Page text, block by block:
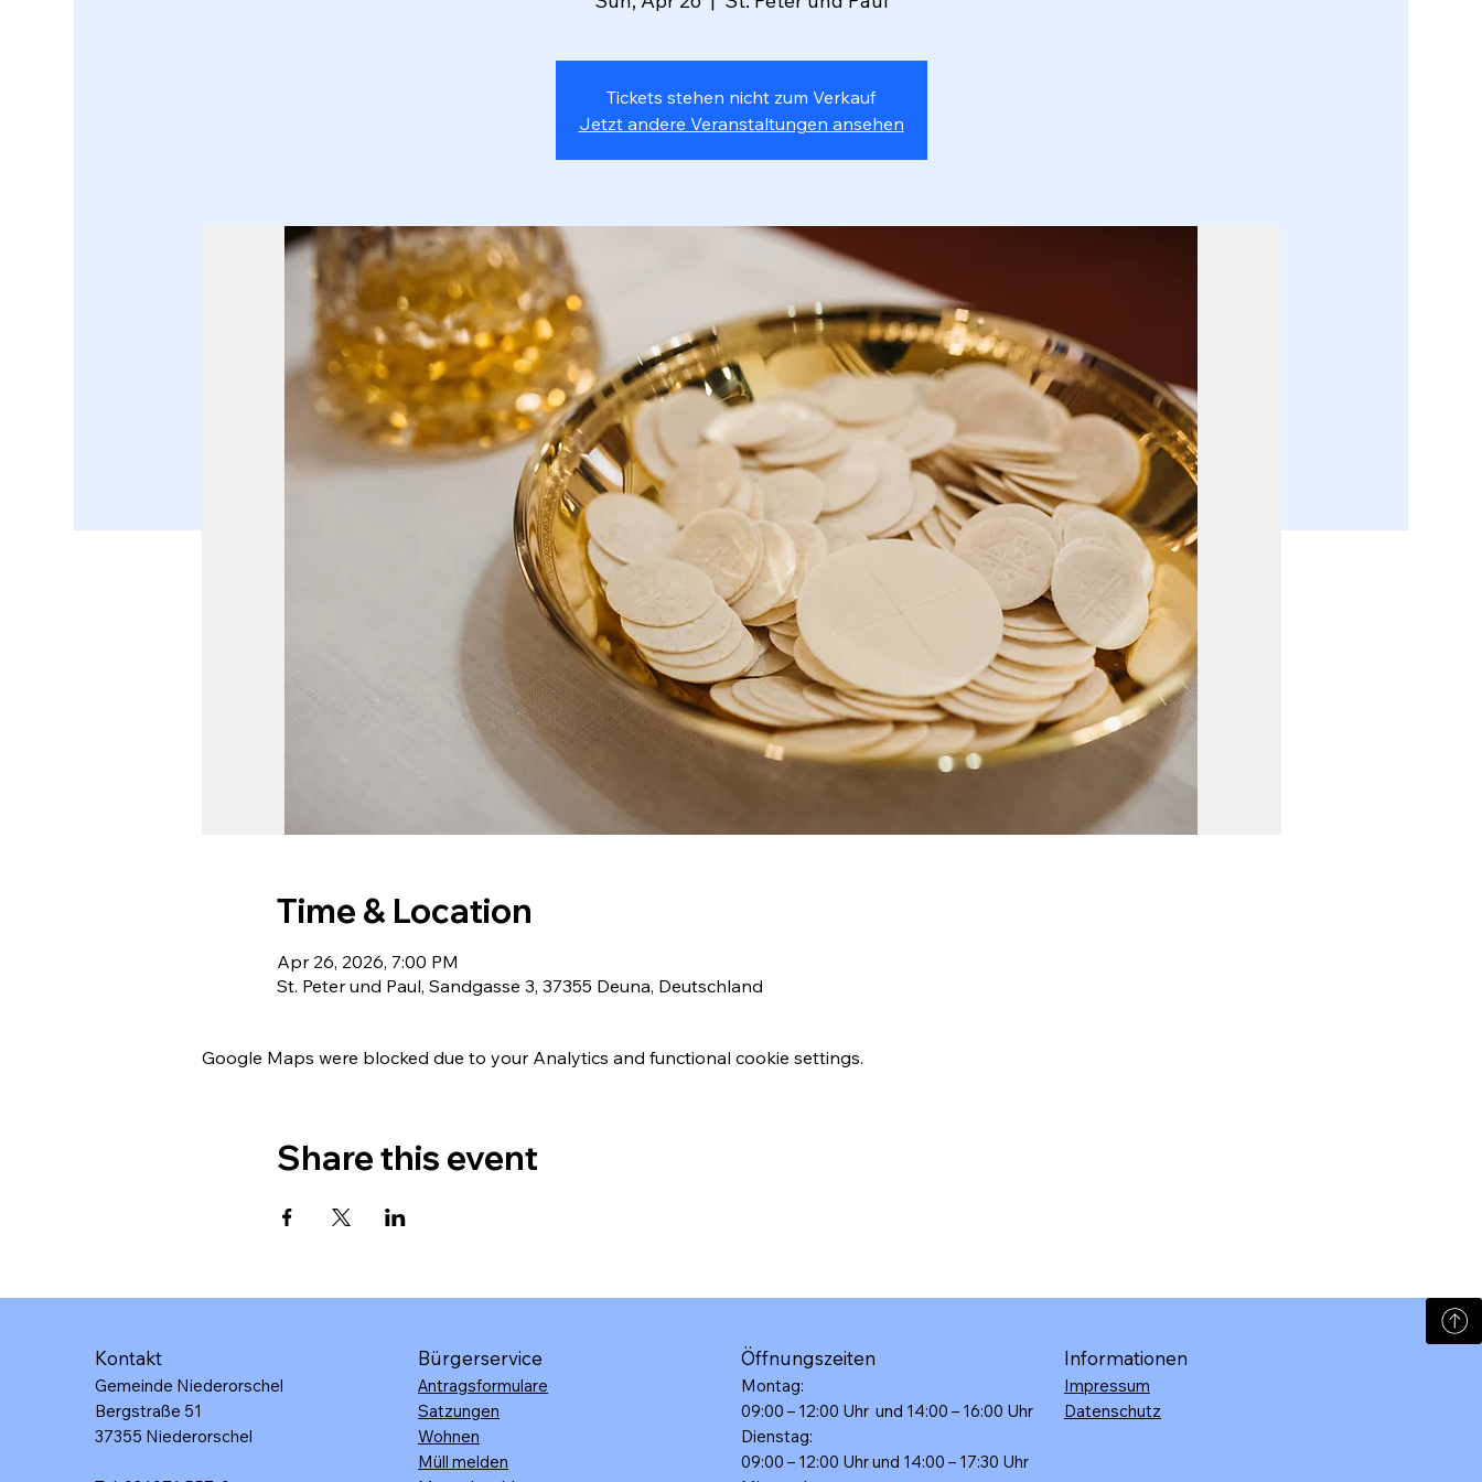
Tickets stehen nicht zum Verkauf
Jetzt andere Veranstaltungen ansehen
Time & Location
Apr 26, 2026, 7:00 PM
St. Peter und Paul, Sandgasse 3, 37355 Deuna, Deutschland
Google Maps were blocked due to your Analytics and functional cookie settings.
Share this event
Kontakt
Gemeinde Niederorschel
Bergstraße 51
37355 Niederorschel
Bürgerservice
Antragsformulare
Satzungen
Wohnen
Müll melden
Öffnungszeiten
Montag:
09:00 – 12:00 Uhr und 14:00 – 16:00 Uhr
Dienstag:
09:00 – 12:00 Uhr und 14:00 – 17:30 Uhr
Informationen
Impressum
Datenschutz